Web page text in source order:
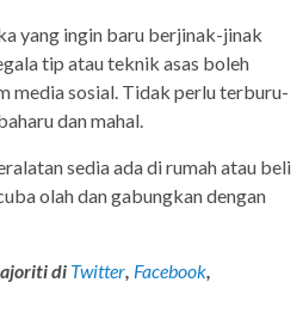
yang ingin baru berjinak-jinak
tip atau teknik asas boleh
media sosial. Tidak perlu terburu-
dan mahal.
sedia ada di rumah atau beli
olah dan gabungkan dengan
di Twitter Facebook